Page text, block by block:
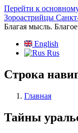
Перейти к
Зороастрийцы
Благая мысль.
English
Rus
Строка
Главная
Тайны